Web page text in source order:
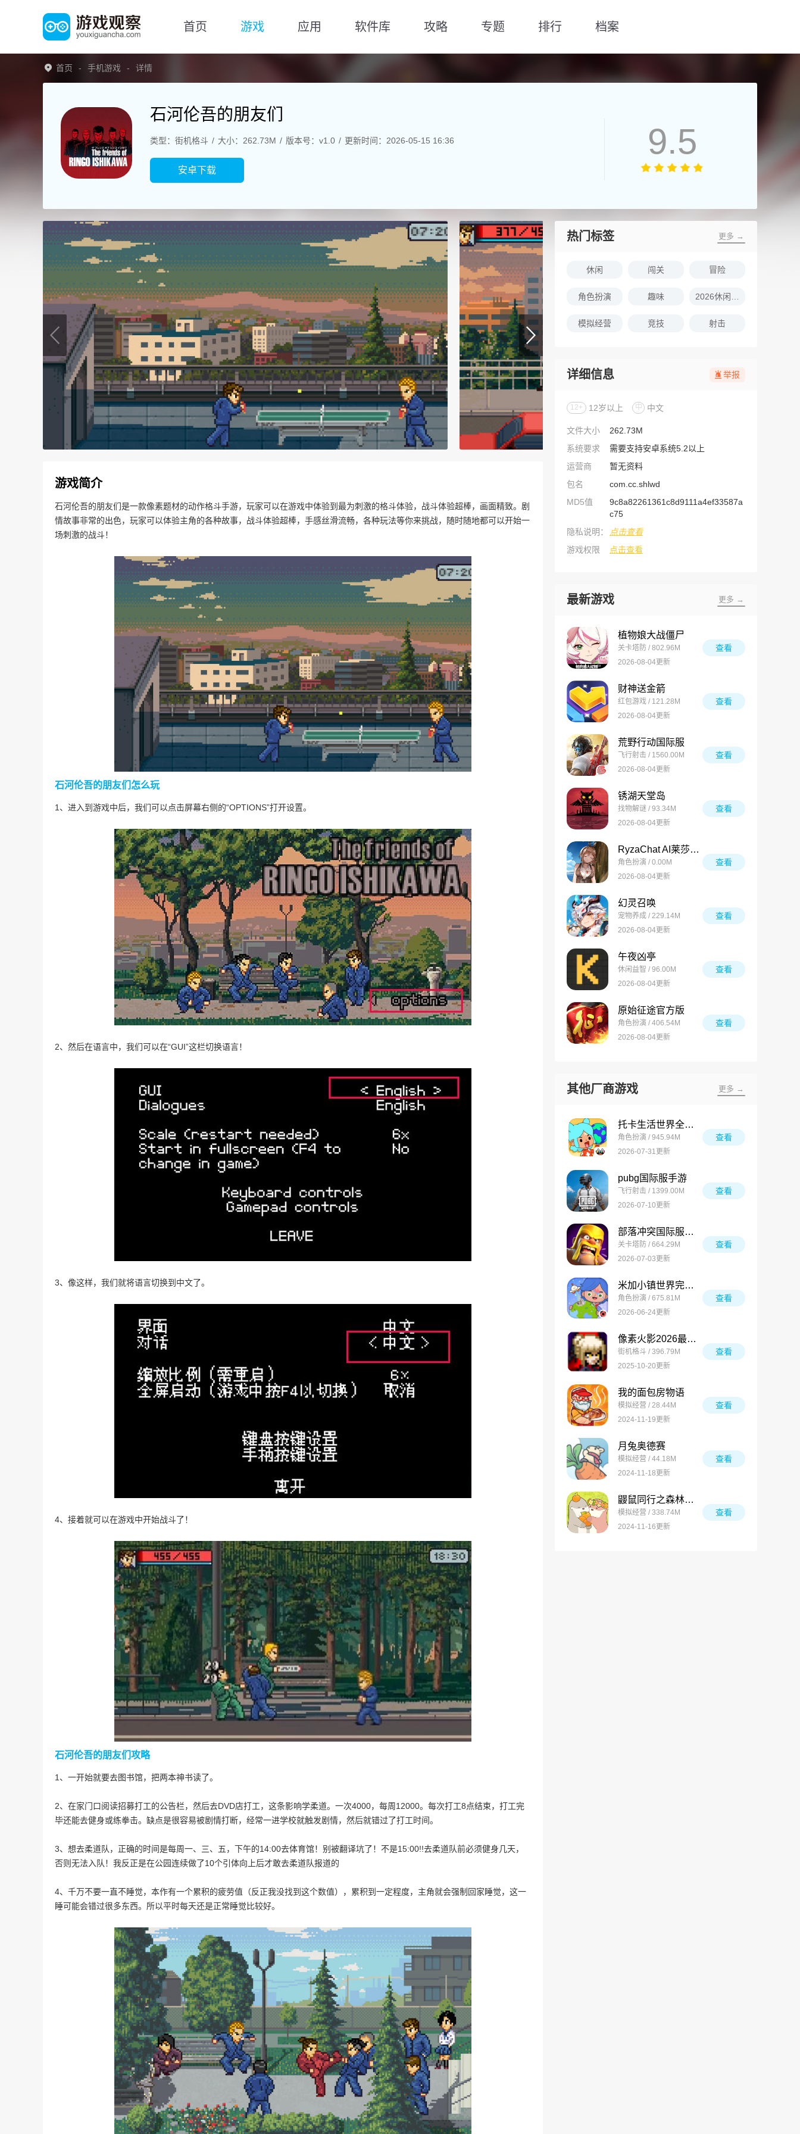
首页 游戏 应用 软件库 攻略 专题 排行 档案
首页 手机游戏 详情
石河伦吾的朋友们
类型：街机格斗 大小：262.73M 版本号：v1.0 更新时间：2026-05-15 16:36
安卓下载
9.5
游戏简介
石河伦吾的朋友们是一款像素题材的动作格斗手游，玩家可以在游戏中体验到最为刺激的格斗体验，战斗体验超棒，画面精致。剧
情故事非常的出色，玩家可以体验主角的各种故事，战斗体验超棒，手感丝滑流畅，各种玩法等你来挑战，随时随地都可以开始一
场刺激的战斗！
石河伦吾的朋友们怎么玩
1、进入到游戏中后，我们可以点击屏幕右侧的“OPTIONS”打开设置。
2、然后在语言中，我们可以在“GUI”这栏切换语言！
3、像这样，我们就将语言切换到中文了。
4、接着就可以在游戏中开始战斗了！
石河伦吾的朋友们攻略
1、一开始就要去图书馆，把两本神书读了。
2、在家门口阅读招募打工的公告栏，然后去DVD店打工，这条影响学柔道。一次4000，每周12000。每次打工8点结束，打工完
毕还能去健身或练拳击。缺点是很容易被剧情打断，经常一进学校就触发剧情，然后就错过了打工时间。
3、想去柔道队，正确的时间是每周一、三、五，下午的14:00去体育馆！别被翻译坑了！不是15:00!!去柔道队前必须健身几天，
否则无法入队！我反正是在公园连续做了10个引体向上后才敢去柔道队报道的
4、千万不要一直不睡觉，本作有一个累积的疲劳值（反正我没找到这个数值），累积到一定程度，主角就会强制回家睡觉，这一
睡可能会错过很多东西。所以平时每天还是正常睡觉比较好。
热门标签 更多 →
休闲 闯关 冒险
角色扮演 趣味
模拟经营 竞技 射击
详细信息 举报
12+ 12岁以上 中 中文
文件大小
262.73M
系统要求
需要支持安卓系统5.2以上
运营商
暂无资料
包名
com.cc.shlwd
MD5值
9c8a82261361c8d9111a4ef33587a
c75
隐私说明：
点击查看
游戏权限
点击查看
最新游戏 更多 →
植物娘大战僵尸
关卡塔防 / 802.96M
2026-08-04更新
查看
财神送金箭
红包游戏 / 121.28M
2026-08-04更新
查看
荒野行动国际服
飞行射击 / 1560.00M
2026-08-04更新
查看
锈湖天堂岛
找物解谜 / 93.34M
2026-08-04更新
查看
RyzaChat AI莱莎与你共创的专属夏日梦物语
角色扮演 / 0.00M
2026-08-04更新
查看
幻灵召唤
宠物养成 / 229.14M
2026-08-04更新
查看
午夜凶亭
休闲益智 / 96.00M
2026-08-04更新
查看
原始征途官方版
角色扮演 / 406.54M
2026-08-04更新
查看
其他厂商游戏 更多 →
托卡生活世界全解锁版
角色扮演 / 945.94M
2026-07-31更新
查看
pubg国际服手游
飞行射击 / 1399.00M
2026-07-10更新
查看
部落冲突国际服最新版
关卡塔防 / 664.29M
2026-07-03更新
查看
米加小镇世界完整版
角色扮演 / 675.81M
2026-06-24更新
查看
像素火影2026最新版
街机格斗 / 396.79M
2025-10-20更新
查看
我的面包房物语
模拟经营 / 28.44M
2024-11-19更新
查看
月兔奥德赛
模拟经营 / 44.18M
2024-11-18更新
查看
鼹鼠同行之森林之家万圣节版
模拟经营 / 338.74M
2024-11-16更新
查看